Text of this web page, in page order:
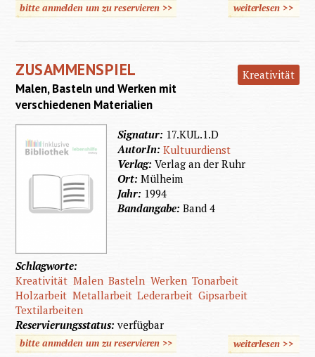
bitte anmelden um zu reservieren >> weiterlesen
über
>>
ZUSAMMENSPIEL Kreativität
Malen, Basteln und Werken mit
verschiedenen Materialien
Signatur: 17.KUL.1.D
AutorIn:Kultuurdienst
Verlag:Verlag an der Ruhr
Ort:Mülheim
Jahr: 1994
Bandangabe:Band 4
Schlagworte:
Kreativität Malen Basteln Werken Tonarbeit
Holzarbeit Metallarbeit Lederarbeit Gipsarbeit
Textilarbeiten
Reservierungsstatus:verfügbar
bitte anmelden um zu reservieren >> weiterlesen>>